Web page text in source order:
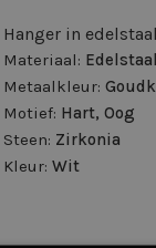
Hanger in
Materiaal: Edelstaal
Metaalkleur:
Motief: Hart, Oog
Steen: Zirkonia
Kleur: Wit